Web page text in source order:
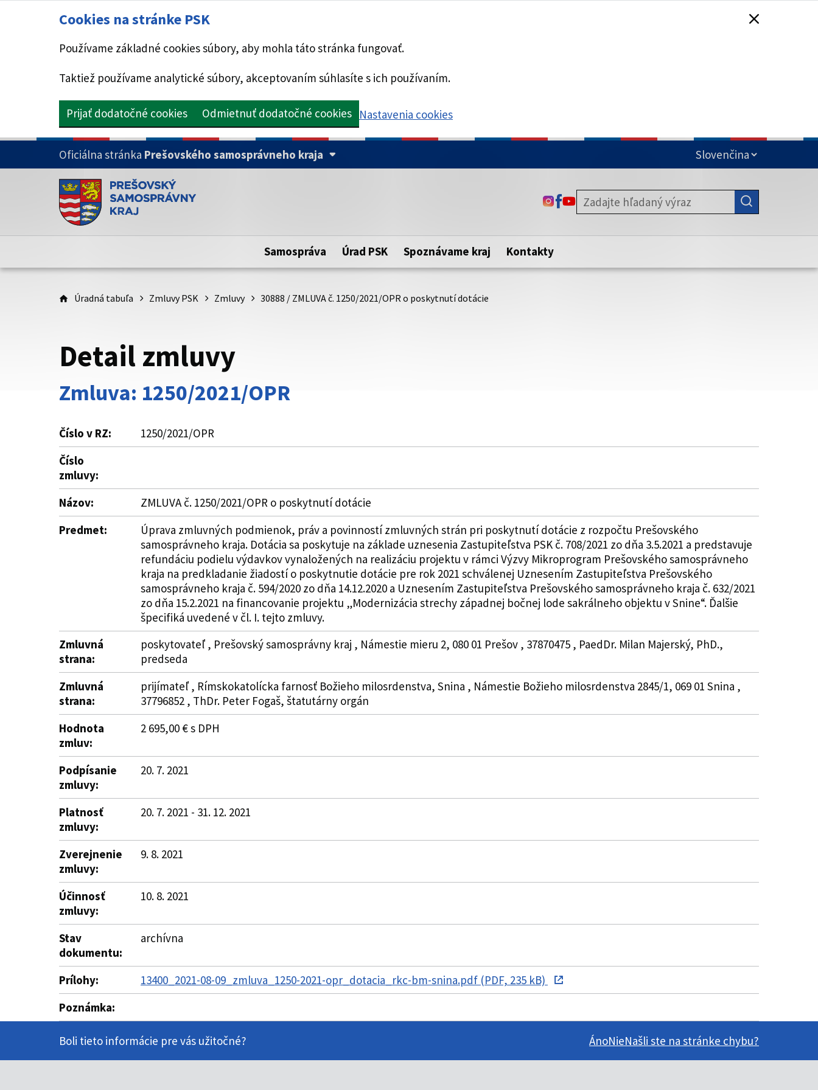
Cookies na stránke PSK
Používame základné cookies súbory, aby mohla táto stránka fungovať.
Taktiež používame analytické súbory, akceptovaním súhlasíte s ich používaním.
Prijať dodatočné cookies Odmietnuť dodatočné cookies Nastavenia cookies
PRESKOČIŤ NA HLAVNÝ OBSAH
Oficiálna stránka Prešovského samosprávneho kraja
Doména psk.sk je oficiálna
Toto je oficiálna webová stránka Prešovského samosprávneho kraja.
Táto stránka je zabezpečená
zabezpečenú webovú stránku. Zabezpečená stránka vždy začína
https:// pred názvom domény webového sídla.
ODKAZ SA OTVORÍ NA NOVEJ KARTE
ODKAZ SA OTVORÍ NA NOVEJ KARTE
ODKAZ SA OTVORÍ NA NOVEJ KARTE
Samospráva Úrad PSK Spoznávame kraj Kontakty
Úradná tabuľa Zmluvy PSK Zmluvy 30888 / ZMLUVA č. 1250/2021/OPR o poskytnutí dotácie
Detail zmluvy
Zmluva: 1250/2021/OPR
Číslo v RZ:
1250/2021/OPR
Číslo
zmluvy:
Názov:
ZMLUVA č. 1250/2021/OPR o poskytnutí dotácie
Predmet:
Úprava zmluvných podmienok, práv a povinností zmluvných strán pri poskytnutí dotácie z rozpočtu Prešovského
samosprávneho kraja. Dotácia sa poskytuje na základe uznesenia Zastupiteľstva PSK č. 708/2021 zo dňa 3.5.2021 a predstavuje
refundáciu podielu výdavkov vynaložených na realizáciu projektu v rámci Výzvy Mikroprogram Prešovského samosprávneho
kraja na predkladanie žiadostí o poskytnutie dotácie pre rok 2021 schválenej Uznesením Zastupiteľstva Prešovského
samosprávneho kraja č. 594/2020 zo dňa 14.12.2020 a Uznesením Zastupiteľstva Prešovského samosprávneho kraja č. 632/2021
zo dňa 15.2.2021 na financovanie projektu „Modernizácia strechy západnej bočnej lode sakrálneho objektu v Snine“. Ďalšie
špecifiká uvedené v čl. I. tejto zmluvy.
Zmluvná
strana:
poskytovateľ , Prešovský samosprávny kraj , Námestie mieru 2, 080 01 Prešov , 37870475 , PaedDr. Milan Majerský, PhD.,
predseda
Zmluvná
strana:
prijímateľ , Rímskokatolícka farnosť Božieho milosrdenstva, Snina , Námestie Božieho milosrdenstva 2845/1, 069 01 Snina ,
37796852 , ThDr. Peter Fogaš, štatutárny orgán
Hodnota
zmluv:
2 695,00 € s DPH
Podpísanie
zmluvy:
20. 7. 2021
Platnosť
zmluvy:
20. 7. 2021 - 31. 12. 2021
Zverejnenie
zmluvy:
9. 8. 2021
Účinnosť
zmluvy:
10. 8. 2021
Stav
dokumentu:
archívna
Prílohy:
13400_2021-08-09_zmluva_1250-2021-opr_dotacia_rkc-bm-snina.pdf (PDF, 235 kB)
Poznámka:
Boli tieto informácie pre vás užitočné? ÁnoNieNašli ste na stránke chybu?